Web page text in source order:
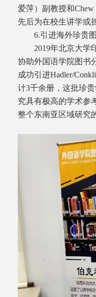
爱萍）副教授和
先后为在校生讲学或
6.引进海外珍贵
2019年北京大学印
协助外国语学院图书
成功引进Hadler/
计3千余册，这批珍
究具有极高的学术参
整个东南亚区域研究